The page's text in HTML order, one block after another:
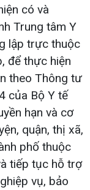
có và
Trung tâm Y
lập trực thuộc
để thực hiện
theo Thông tư
của Bộ Y tế
hạn và cơ
quận, thị xã,
phố thuộc
tiếp tục hỗ trợ
vụ, bảo